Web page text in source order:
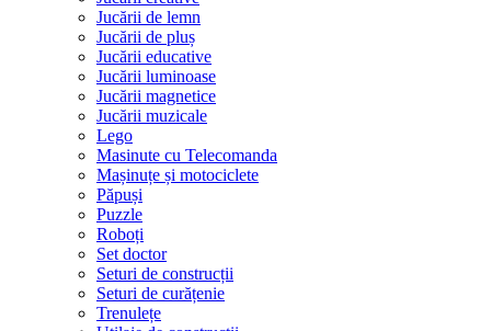
Jucării de lemn
Jucării de pluș
Jucării educative
Jucării luminoase
Jucării magnetice
Jucării muzicale
Lego
Masinute cu Telecomanda
Mașinuțe și motociclete
Păpuși
Puzzle
Roboți
Set doctor
Seturi de construcții
Seturi de curățenie
Trenulețe